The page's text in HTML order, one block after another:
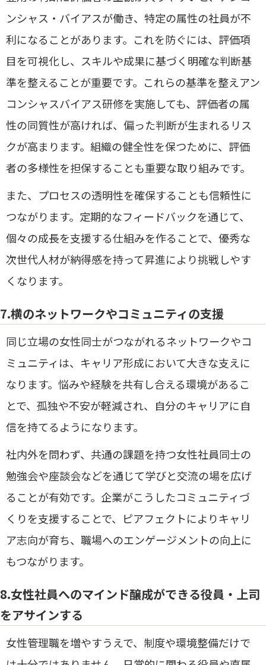
ンシャス・バイアスが働き、特定の属性の社員が不
利になることがあります。これを防ぐには、評価項
目を可視化し、スキルや成果に基づく明確な判断基
準を整えることが重要です。これらの基準を整えアン
コンシャスバイアス研修を実施しても、評価者の属
性の同質性が高ければ、偏った判断が生まれるリス
クが高まります。組織の健全性を保つために、評価
者の多様性を担保することも重要な取り組みです。
また、プロセスの透明性を確保することも信頼性に
つながります。定期的なフィードバックを通じて、
個々の成長を支援する仕組みを作ることで、優秀な
次世代人材が納得感を持って昇進により挑戦しやす
くなります。
7.横のネットワークやコミュニティの支援
同じ立場の女性同士がつながれるネットワークやコ
ミュニティは、キャリア形成において大きな支えに
なります。悩みや経験を共有し合える環境があるこ
とで、孤独や不安が軽減され、自分のキャリアに自
信を持てるようになります。
社内外を問わず、共通の課題を持つ女性社員同士の
勉強会や座談会などを通じて学びと交流の場を広げ
ることが有効です。企業がこうしたコミュニティづ
くりを支援することで、ピアフェクトによりキャリ
ア志向が育ち、職場へのエンゲージメントの向上に
もつながります。
8.女性社員へのマインド醸成ができる役員・上司
をアサインする
女性管理職を増やすうえで、制度や環境整備だけで